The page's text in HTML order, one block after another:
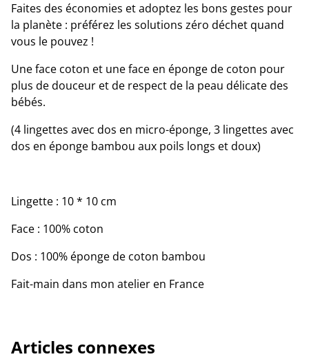
Faites des économies et adoptez les bons gestes pour
la planète : préférez les solutions zéro déchet quand
vous le pouvez !
Une face coton et une face en éponge de coton pour
plus de douceur et de respect de la peau délicate des
bébés.
(4 lingettes avec dos en micro-éponge, 3 lingettes avec
dos en éponge bambou aux poils longs et doux)
Lingette : 10 * 10 cm
Face : 100% coton
Dos : 100% éponge de coton bambou
Fait-main dans mon atelier en France
Articles connexes